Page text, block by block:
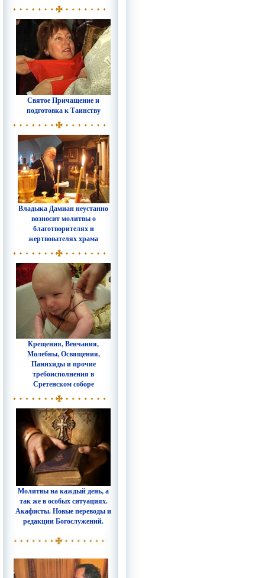
Святое Причащение и
подготовка к Таинству
Владыка Дамиан неустанно
возносит молитвы о
благотворителях и
жертвователях храма
Крещения, Венчания,
Молебны, Освящения,
Панихиды и прочие
требоисполнения в
Сретенском соборе
Молитвы на каждый день, а
так же в особых ситуациях.
Акафисты. Новые переводы и
редакции Богослужений.